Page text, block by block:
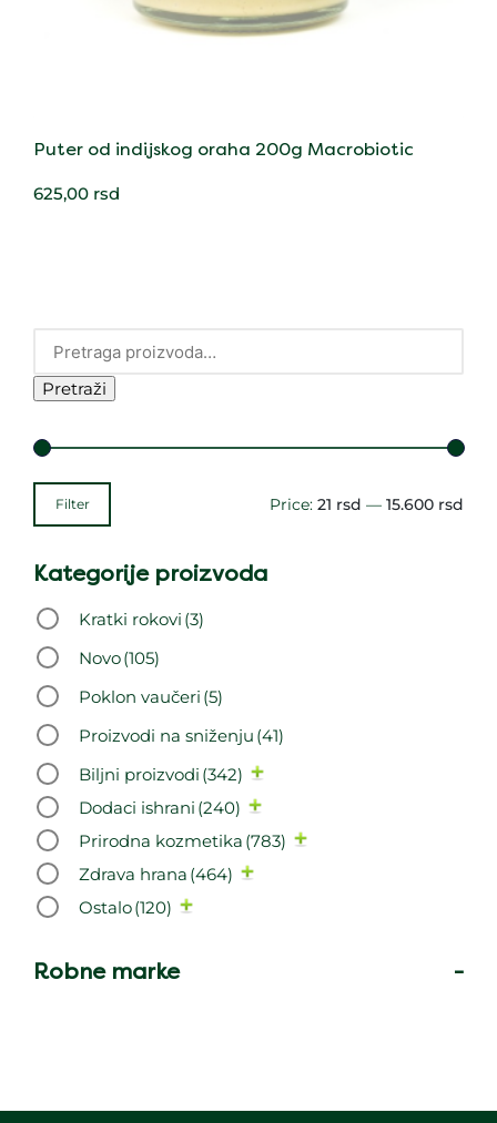
Puter od indijskog oraha 200g Macrobiotic
625,00 rsd
Pretraži
Filter Price: 21 rsd — 15.600 rsd
Kategorije proizvoda
Kratki rokovi (3)
Novo(105)
Poklon vaučeri (5)
Proizvodi na sniženju (41)
Biljni proizvodi (342)
Dodaci ishrani (240)
Prirodna kozmetika (783)
Zdrava hrana (464)
Ostalo(120)
Robne marke -